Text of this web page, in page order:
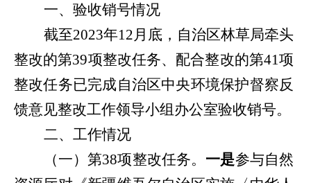
一、验收销号情况
截至2023年12月底，自治区林草局牵头
整改的第39项整改任务、 配合整改的第41项
整改任务已完成自治区中央环境保护督察反
馈意见整改工作领导小组办公室验收销号。
二、工作情况
（一）第38项整改任务。 一是参与自然